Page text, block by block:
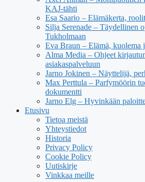
KAJ-tähti
Esa Saario – Elämäkerta,
Silja Serenade – Täydellinen
Tukholmaan
Eva Braun – Elämä, kuolema
Alma Media – Ohjeet
asiakaspalveluun
Jarno Jokinen – Näyttelijä,
Max Perttula – Parfymöörin
dokumentti
Jarno Elg – Hyvinkään
Etusivu
Tietoa meistä
Yhteystiedot
Historia
Privacy Policy
Cookie Policy
Uutiskirje
Vinkkaa meille